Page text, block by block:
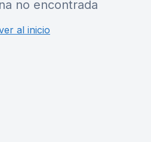
no encontrada
al inicio